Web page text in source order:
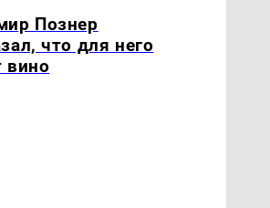
Познер
что для него
вино